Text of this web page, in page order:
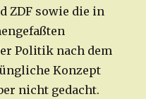
ZDF sowie die in
Politik nach dem
Konzept
nicht gedacht.